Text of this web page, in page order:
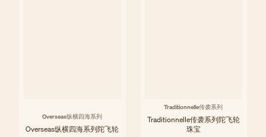
Overseas纵横四海系列
Overseas纵横四海系列陀飞轮
Traditionnelle传袭系列
Traditionnelle传袭系列陀飞轮
珠宝